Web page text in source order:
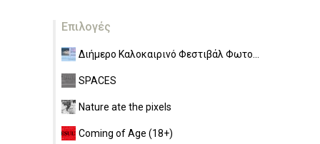
Επιλογές
Διήμερο Καλοκαιρινό Φεστιβάλ Φωτο...
SPACES
Nature ate the pixels
Coming of Age (18+)